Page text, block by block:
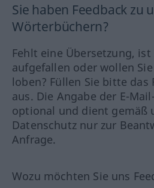
Sie haben Feedback zu
Wörterbüchern?
Fehlt eine Übersetzung,
aufgefallen oder wollen
loben? Füllen Sie bitte das
aus. Die Angabe der E-
optional und dient gemäß
Datenschutz nur zur
Anfrage.
Wozu möchten Sie uns